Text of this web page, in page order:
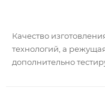
Качество
технологий, а
дополнительно